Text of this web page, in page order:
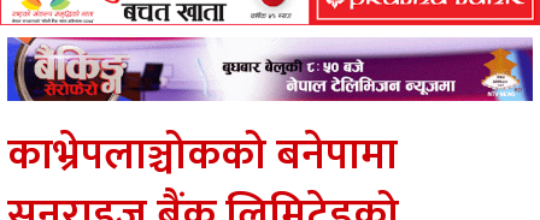
काभ्रेपलाञ्चोकको बनेपामा